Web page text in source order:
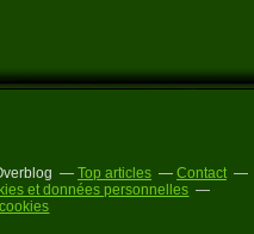
Top articles
Contact
et données personnelles